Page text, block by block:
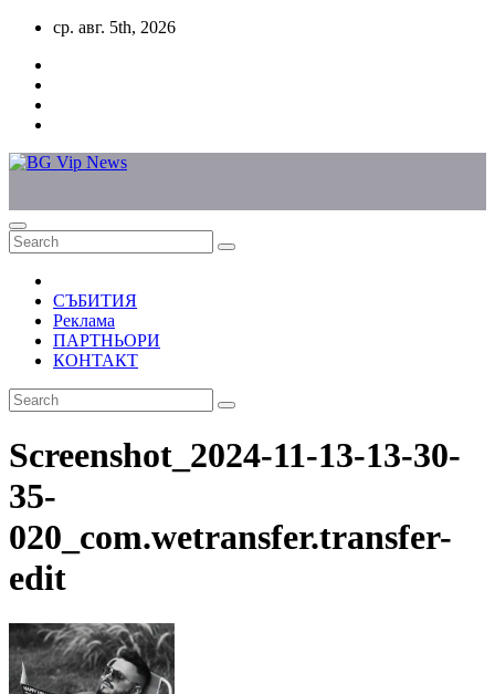
Skip
content
ср. авг. 5th, 2026
СЪБИТИЯ
Реклама
ПАРТНЬОРИ
КОНТАКТ
Screenshot_2024-11-13-13-30-
35-
020_com.wetransfer.transfer-
edit